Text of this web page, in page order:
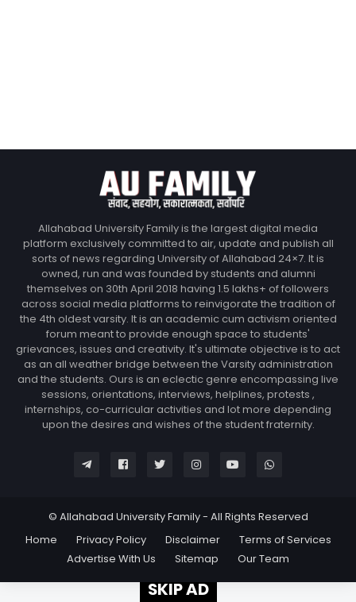
Allahabad University Family is the largest digital media
platform exclusively committed to air, update and publish all
sorts of news regarding University of Allahabad 24×7. It is
owned, run and was founded by students and alumni
themselves on 30th April 2018 having 1.5 lakhs+ of followers
across social media platforms to reinvigorate the tradition of
the 4th oldest varsity. It is an academic cum activism oriented
forum meant to provide enough space to students'
grievances, issues and creativity. It's ultimate objective is to act
as an all weather bridge between the Varsity administration
and the students. Ours is an eclectic genre encompassing live
sessions, orientations, interviews, helplines, protests ,
internships, co-curricular activities and lot more depending
upon the desires and wishes of the student fraternity.
© Allahabad University Family - All Rights Reserved
Home
Privacy Policy Disclaimer
Terms of Services
Advertise With Us
Sitemap Our Team
SKIP AD